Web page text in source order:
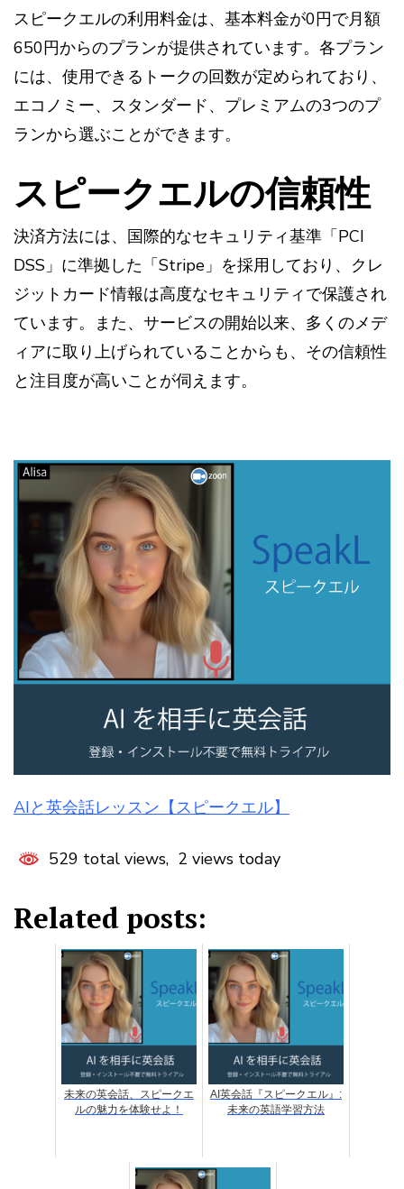
スピークエルの利用料金は、基本料金が0円で月額
650円からのプランが提供されています。各プラン
には、使用できるトークの回数が定められており、
エコノミー、スタンダード、プレミアムの3つのプ
ランから選ぶことができます。
スピークエルの信頼性
決済方法には、国際的なセキュリティ基準「PCI
DSS」に準拠した「Stripe」を採用しており、クレ
ジットカード情報は高度なセキュリティで保護され
ています。また、サービスの開始以来、多くのメデ
ィアに取り上げられていることからも、その信頼性
と注目度が高いことが伺えます。
AIと英会話レッスン【スピークエル】
529 total views, 2 views today
Related posts:
未来の英会話、スピークエ
ルの魅力を体験せよ！
AI英会話『スピークエル』:
未来の英語学習方法